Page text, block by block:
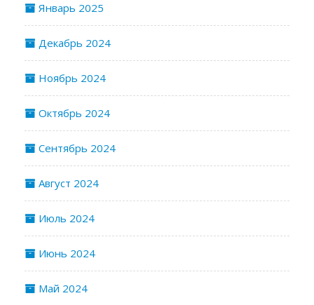
Январь 2025
Декабрь 2024
Ноябрь 2024
Октябрь 2024
Сентябрь 2024
Август 2024
Июль 2024
Июнь 2024
Май 2024